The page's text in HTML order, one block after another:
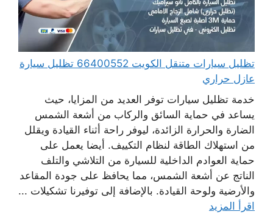
تظليل سيارات متنقل الكويت 66400552 تظليل سيارة
عازل حراري
خدمة تظليل سيارات توفر العديد من المزايا، حيث
يساعد في حماية السائق والركاب من أشعة الشمس
الضارة والحرارة الزائدة، ليوفر راحة أثناء القيادة ويقلل
من استهلاك الطاقة لنظام التكييف. أيضا يعمل على
حماية العوادم الداخلية للسيارة من التلاشي والتلف
الناتج عن أشعة الشمس، مما يحافظ على جودة المقاعد
والأرضية ولوحة القيادة. بالإضافة إلى توفيرنا تشكيلات ...
اقرأ المزيد